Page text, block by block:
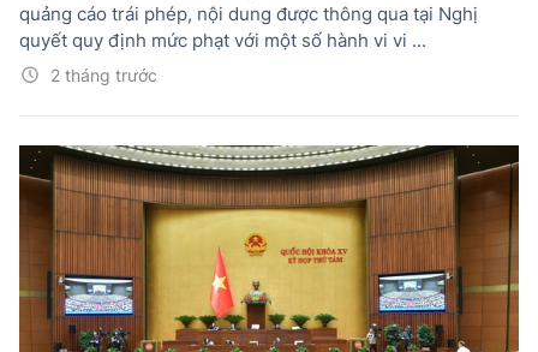
Doanh nghiệp dân tộc
Khác
Photo
© BÁO ĐIỆN TỬ CHÍNH PHỦ
2 tháng trước
quảng cáo trái phép, nội dung được thông qua tại Nghị
quyết quy định mức phạt với một số hành vi vi ...